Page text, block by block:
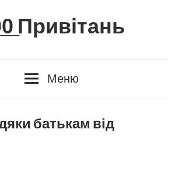
Привітань
Меню
батькам від